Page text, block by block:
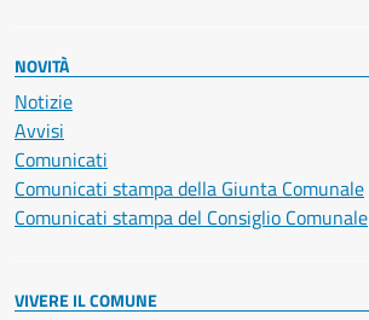
NOVITÀ
Notizie
Avvisi
Comunicati
Comunicati stampa della Giunta Comunale
Comunicati stampa del Consiglio Comunale
VIVERE IL COMUNE